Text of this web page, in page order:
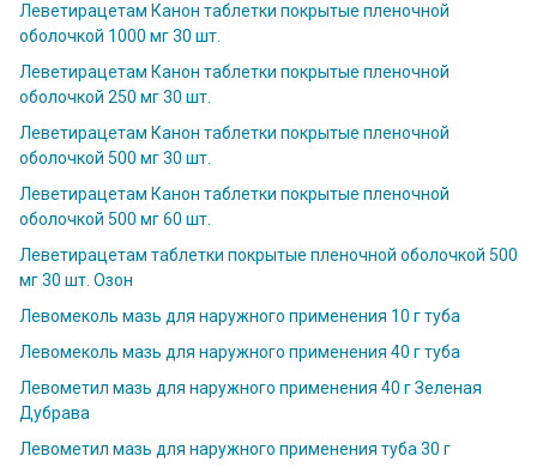
Леветирацетам Канон таблетки покрытые пленочной
оболочкой 1000 мг 30 шт.
Леветирацетам Канон таблетки покрытые пленочной
оболочкой 250 мг 30 шт.
Леветирацетам Канон таблетки покрытые пленочной
оболочкой 500 мг 30 шт.
Леветирацетам Канон таблетки покрытые пленочной
оболочкой 500 мг 60 шт.
Леветирацетам таблетки покрытые пленочной оболочкой 500
мг 30 шт. Озон
Левомеколь мазь для наружного применения 10 г туба
Левомеколь мазь для наружного применения 40 г туба
Левометил мазь для наружного применения 40 г Зеленая
Дубрава
Левометил мазь для наружного применения туба 30 г